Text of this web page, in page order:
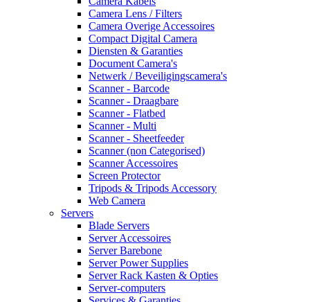
Camera Lens / Filters
Camera Overige Accessoires
Compact Digital Camera
Diensten & Garanties
Document Camera's
Netwerk / Beveiligingscamera's
Scanner - Barcode
Scanner - Draagbare
Scanner - Flatbed
Scanner - Multi
Scanner - Sheetfeeder
Scanner (non Categorised)
Scanner Accessoires
Screen Protector
Tripods & Tripods Accessory
Web Camera
Servers
Blade Servers
Server Accessoires
Server Barebone
Server Power Supplies
Server Rack Kasten & Opties
Server-computers